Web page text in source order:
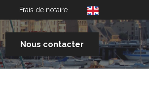
Frais de notaire
Nous contacter